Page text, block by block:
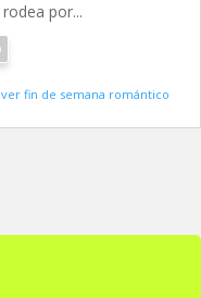
por...
Ir a ver fin de semana romántico